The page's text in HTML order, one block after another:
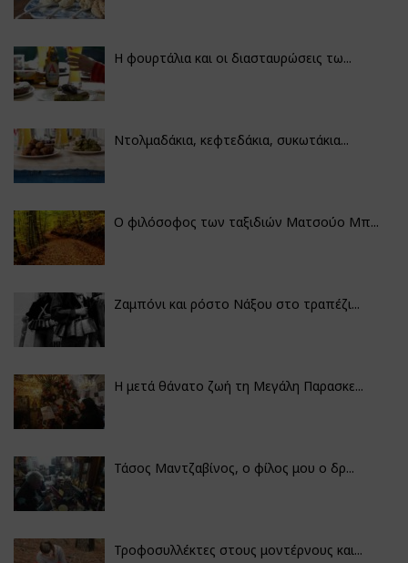
Η φουρτάλια και οι διασταυρώσεις τω...
Ντολμαδάκια, κεφτεδάκια, συκωτάκια...
Ο φιλόσοφος των ταξιδιών Ματσούο Μπ...
Ζαμπόνι και ρόστο Νάξου στο τραπέζι...
Η μετά θάνατο ζωή τη Μεγάλη Παρασκε...
Τάσος Μαντζαβίνος, ο φίλος μου ο δρ...
Τροφοσυλλέκτες στους μοντέρνους και...